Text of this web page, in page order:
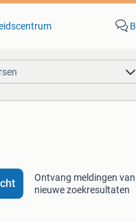
Ontvang meldingen van
nieuwe zoekresultaten